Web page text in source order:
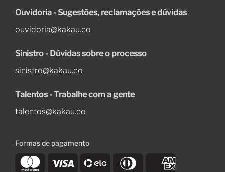
Ouvidoria - Sugestões, reclamações e dúvidas
ouvidoria@kakau.co
Sinistro - Dúvidas sobre o processo
sinistro@kakau.co
Talentos - Trabalhe com a gente
talentos@kakau.co
Formas de pagamento